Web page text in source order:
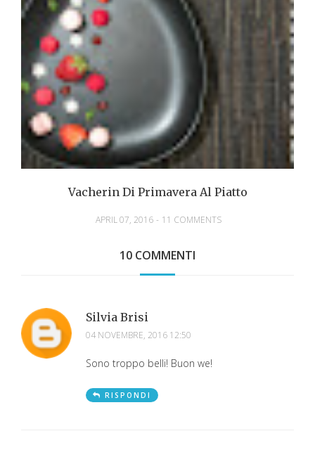
Vacherin Di Primavera Al Piatto
APRIL 07, 2016 - 11 COMMENTS
10 COMMENTI
Silvia Brisi
04 NOVEMBRE, 2016 12:50
Sono troppo belli! Buon we!
RISPONDI